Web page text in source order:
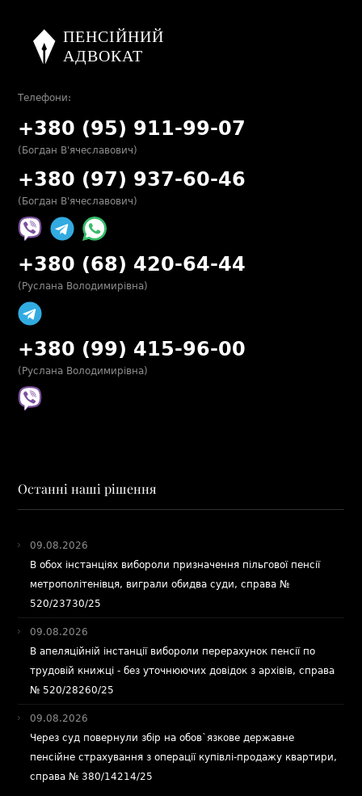
Телефони:
+380 (95) 911-99-07
(Богдан В'ячеславович)
+380 (97) 937-60-46
(Богдан В'ячеславович)
+380 (68) 420-64-44
(Руслана Володимирівна)
+380 (99) 415-96-00
(Руслана Володимирівна)
Останні наші рішення
09.08.2026
В обох інстанціях вибороли призначення пільгової пенсії
метрополітенівця, виграли обидва суди, справа №
520/23730/25
09.08.2026
В апеляційній інстанції вибороли перерахунок пенсії по
трудовій книжці - без уточнюючих довідок з архівів, справа
№ 520/28260/25
09.08.2026
Через суд повернули збір на обов`язкове державне
пенсійне страхування з операції купівлі-продажу квартири,
справа № 380/14214/25